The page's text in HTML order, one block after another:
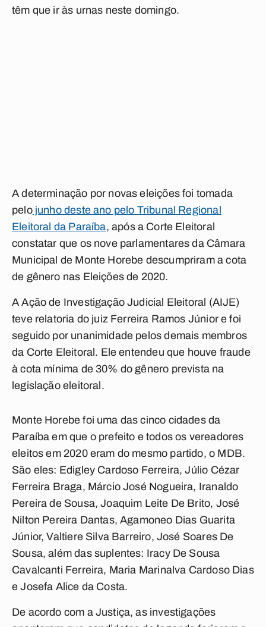
têm que ir às urnas neste domingo.
A determinação por novas eleições foi tomada
pelojunho deste ano pelo Tribunal Regional
Eleitoral da Paraíba, após a Corte Eleitoral
constatar que os nove parlamentares da Câmara
Municipal de Monte Horebe descumpriram a cota
de gênero nas Eleições de 2020.
A Ação de Investigação Judicial Eleitoral (AIJE)
teve relatoria do juiz Ferreira Ramos Júnior e foi
seguido por unanimidade pelos demais membros
da Corte Eleitoral. Ele entendeu que houve fraude
à cota mínima de 30% do gênero prevista na
legislação eleitoral.
Monte Horebe foi uma das cinco cidades da
Paraíba em que o prefeito e todos os vereadores
eleitos em 2020 eram do mesmo partido, o MDB.
São eles: Edigley Cardoso Ferreira, Júlio Cézar
Ferreira Braga, Márcio José Nogueira, Iranaldo
Pereira de Sousa, Joaquim Leite De Brito, José
Nilton Pereira Dantas, Agamoneo Dias Guarita
Júnior, Valtiere Silva Barreiro, José Soares De
Sousa, além das suplentes: Iracy De Sousa
Cavalcanti Ferreira, Maria Marinalva Cardoso Dias
e Josefa Alice da Costa.
De acordo com a Justiça, as investigações